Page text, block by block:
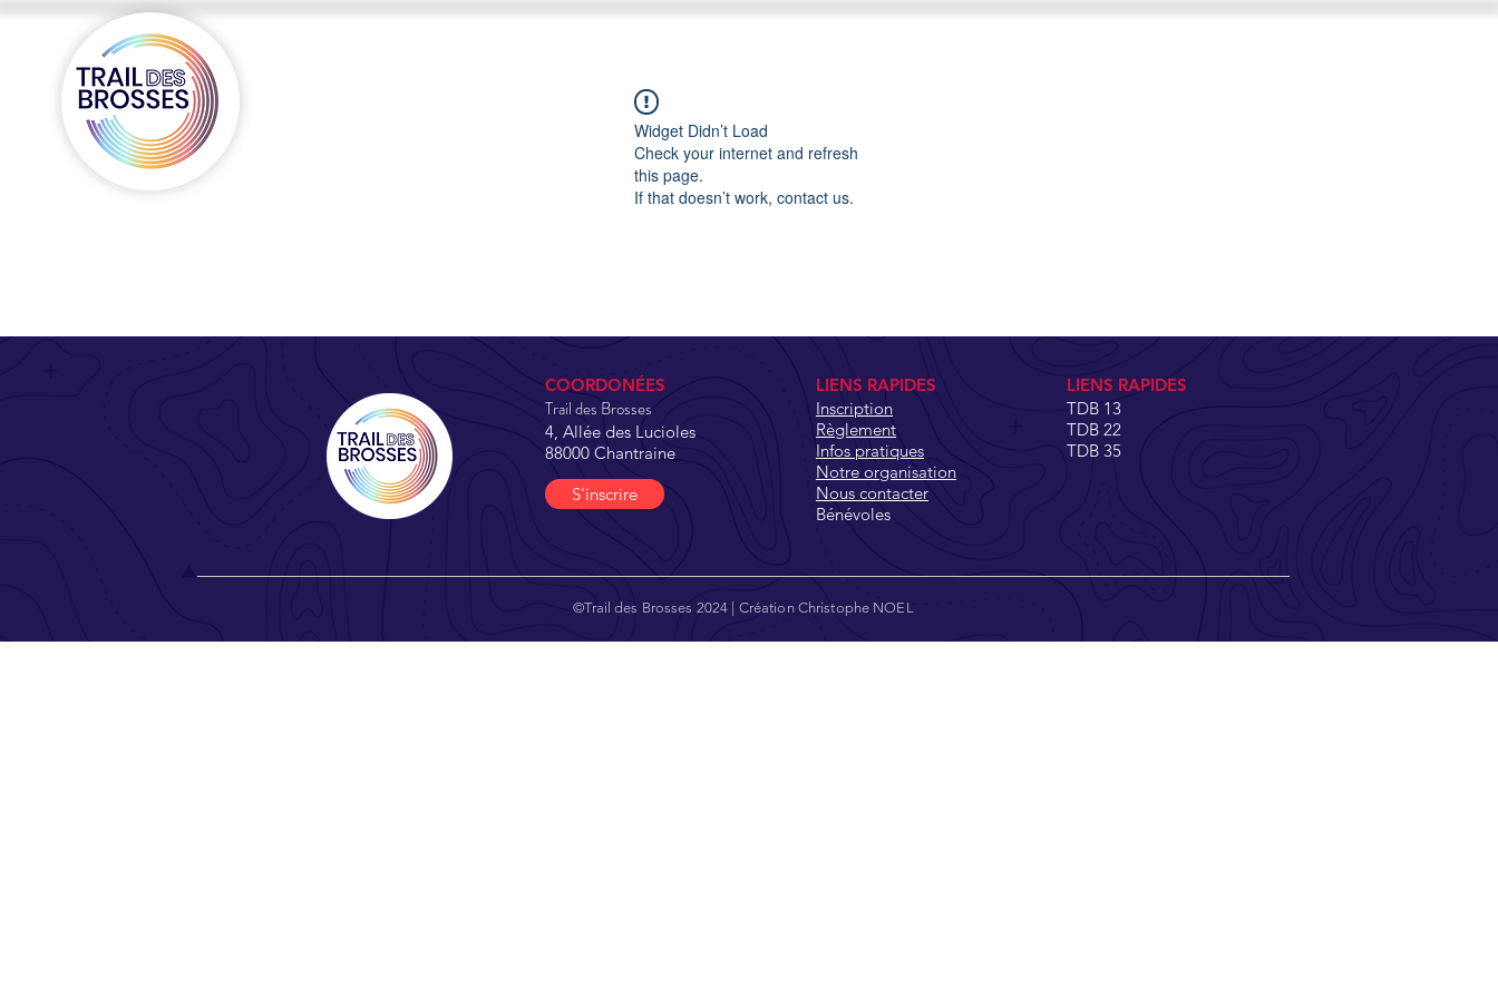
Widget Didn’t Load
Check your internet and refresh
this page.
If that doesn’t work, contact us.
COORDONÉES
Trail des Brosses
4, Allée des Lucioles
88000 Chantraine
LIENS RAPIDES
Inscription
Règlement
Infos pratiques
Notre organisation
Nous contacter
Bénévoles
LIENS RAPIDES
TDB 13
TDB 22
TDB 35
©Trail des Brosses 2024 | Création Christophe NOEL
S'inscrire